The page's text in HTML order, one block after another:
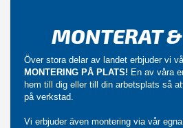
MONTERAT
Över stora delar av landet erbjuder vi
MONTERING PÅ PLATS! En av våra
hem till dig eller till din arbetsplats så
på verkstad.
Vi erbjuder även montering via vår